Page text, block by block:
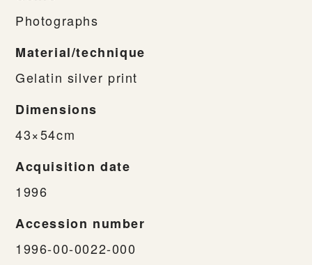
Photographs
Material/technique
Gelatin silver print
Dimensions
43×54cm
Acquisition date
1996
Accession number
1996-00-0022-000